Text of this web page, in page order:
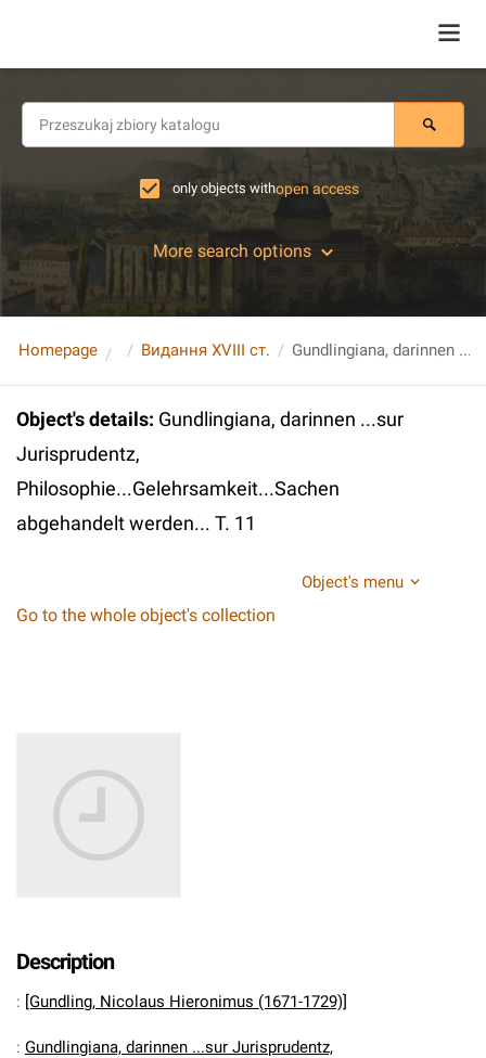
only objects withopen access
More search options
Homepage Видання XVIII ст.
Object's details: Gundlingiana, darinnen ...sur
Jurisprudentz,
Philosophie...Gelehrsamkeit...Sachen
abgehandelt werden... T. 11
Object's menu
Go to the whole object's collection
Description
: [Gundling, Nicolaus Hieronimus (1671-1729)]
: Gundlingiana, darinnen ...sur Jurisprudentz,